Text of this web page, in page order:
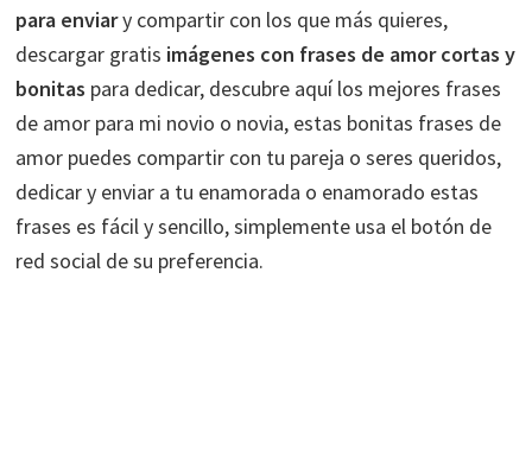
para enviary compartir con los que más quieres,
descargar gratis imágenes con frases de amor cortas y
bonitas para dedicar, descubre aquí los mejores frases
de amor para mi novio o novia, estas bonitas frases de
amor puedes compartir con tu pareja o seres queridos,
dedicar y enviar a tu enamorada o enamorado estas
frases es fácil y sencillo, simplemente usa el botón de
red social de su preferencia.